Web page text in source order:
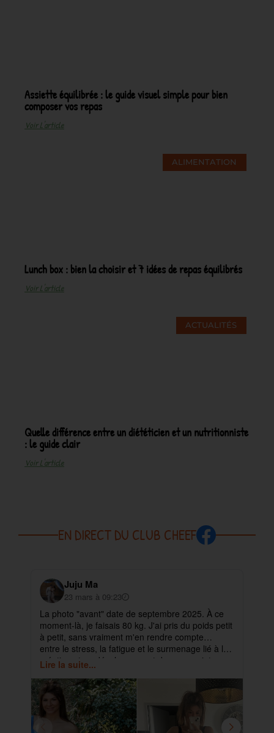
Assiette équilibrée : le guide visuel simple pour bien
composer vos repas
Voir L'article
ALIMENTATION
Lunch box : bien la choisir et 7 idées de repas équilibrés
Voir L'article
ACTUALITÉS
Quelle différence entre un diététicien et un nutritionniste
: le guide clair
Voir L'article
EN DIRECT DU CLUB CHEEF
Juju Ma
23 mars à 09:23
La photo "avant" date de septembre 2025. À ce
moment-là, je faisais 80 kg. J'ai pris du poids petit
à petit, sans vraiment m'en rendre compte…
entre le stress, la fatigue et le surmenage lié à la
création et au développement de mes projets.
Lire la suite...